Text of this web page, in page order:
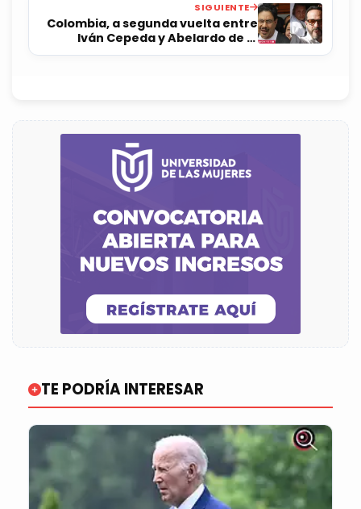
SIGUIENTE
Colombia, a segunda vuelta entre
Iván Cepeda y Abelardo de la
Espriella
TE PODRÍA INTERESAR